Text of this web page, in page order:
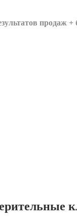
продаж